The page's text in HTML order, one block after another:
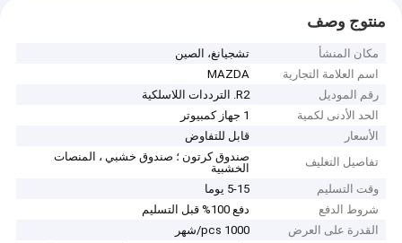
منتوج وصف
مكان المنشأ
تشجيانغ، الصين
اسم العلامة التجارية
MAZDA
رقم الموديل
R2. الترددات اللاسلكية
الحد الأدنى لكمية
1 جهاز كمبيوتر
الأسعار
قابل للتفاوض
تفاصيل التغليف
صندوق كرتون ؛ صندوق خشبي ، المنصات
الخشبية
وقت التسليم
5-15 يوما
شروط الدفع
دفع 100% قبل التسليم
القدرة على العرض
1000 pcs/شهر